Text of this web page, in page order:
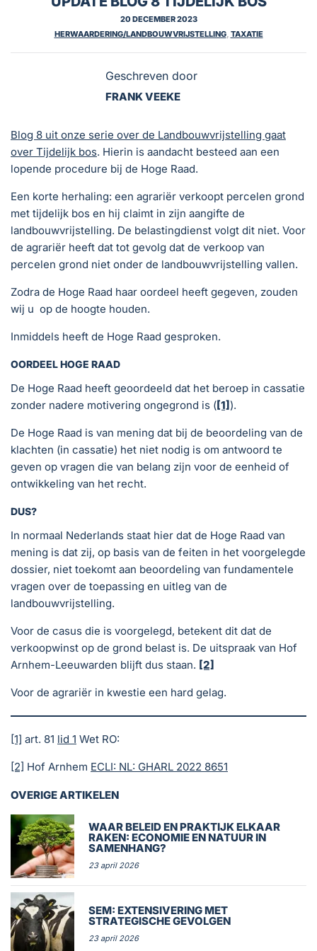
20 DECEMBER 2023
HERWAARDERING/LANDBOUWVRIJSTELLING, TAXATIE
Geschreven door
FRANK VEEKE
Blog 8 uit onze serie over de Landbouwvrijstelling gaat
over Tijdelijk bos. Hierin is aandacht besteed aan een
lopende procedure bij de Hoge Raad.
Een korte herhaling: een agrariër verkoopt percelen grond
met tijdelijk bos en hij claimt in zijn aangifte de
landbouwvrijstelling. De belastingdienst volgt dit niet. Voor
de agrariër heeft dat tot gevolg dat de verkoop van
percelen grond niet onder de landbouwvrijstelling vallen.
Zodra de Hoge Raad haar oordeel heeft gegeven, zouden
wij u op de hoogte houden.
Inmiddels heeft de Hoge Raad gesproken.
OORDEEL HOGE RAAD
De Hoge Raad heeft geoordeeld dat het beroep in cassatie
zonder nadere motivering ongegrond is ([1]).
De Hoge Raad is van mening dat bij de beoordeling van de
klachten (in cassatie) het niet nodig is om antwoord te
geven op vragen die van belang zijn voor de eenheid of
ontwikkeling van het recht.
DUS?
In normaal Nederlands staat hier dat de Hoge Raad van
mening is dat zij, op basis van de feiten in het voorgelegde
dossier, niet toekomt aan beoordeling van fundamentele
vragen over de toepassing en uitleg van de
landbouwvrijstelling.
Voor de casus die is voorgelegd, betekent dit dat de
verkoopwinst op de grond belast is. De uitspraak van Hof
Arnhem-Leeuwarden blijft dus staan. [2]
Voor de agrariër in kwestie een hard gelag.
[1] art. 81 lid 1 Wet RO:
[2] Hof Arnhem ECLI: NL: GHARL 2022 8651
OVERIGE ARTIKELEN
WAAR BELEID EN PRAKTIJK ELKAAR
RAKEN: ECONOMIE EN NATUUR IN
SAMENHANG?
23 april 2026
SEM: EXTENSIVERING MET
STRATEGISCHE GEVOLGEN
23 april 2026